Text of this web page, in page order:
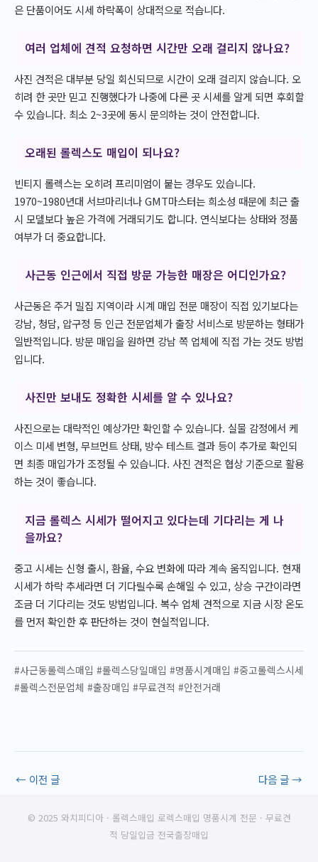
은 단품이어도 시세 하락폭이 상대적으로 적습니다.
여러 업체에 견적 요청하면 시간만 오래 걸리지 않나요?
사진 견적은 대부분 당일 회신되므로 시간이 오래 걸리지 않습니다. 오
히려 한 곳만 믿고 진행했다가 나중에 다른 곳 시세를 알게 되면 후회할
수 있습니다. 최소 2~3곳에 동시 문의하는 것이 안전합니다.
오래된 롤렉스도 매입이 되나요?
빈티지 롤렉스는 오히려 프리미엄이 붙는 경우도 있습니다.
1970~1980년대 서브마리너나 GMT마스터는 희소성 때문에 최근 출
시 모델보다 높은 가격에 거래되기도 합니다. 연식보다는 상태와 정품
여부가 더 중요합니다.
사근동 인근에서 직접 방문 가능한 매장은 어디인가요?
사근동은 주거 밀집 지역이라 시계 매입 전문 매장이 직접 있기보다는
강남, 청담, 압구정 등 인근 전문업체가 출장 서비스로 방문하는 형태가
일반적입니다. 방문 매입을 원하면 강남 쪽 업체에 직접 가는 것도 방법
입니다.
사진만 보내도 정확한 시세를 알 수 있나요?
사진으로는 대략적인 예상가만 확인할 수 있습니다. 실물 감정에서 케
이스 미세 변형, 무브먼트 상태, 방수 테스트 결과 등이 추가로 확인되
면 최종 매입가가 조정될 수 있습니다. 사진 견적은 협상 기준으로 활용
하는 것이 좋습니다.
지금 롤렉스 시세가 떨어지고 있다는데 기다리는 게 나
을까요?
중고 시세는 신형 출시, 환율, 수요 변화에 따라 계속 움직입니다. 현재
시세가 하락 추세라면 더 기다릴수록 손해일 수 있고, 상승 구간이라면
조금 더 기다리는 것도 방법입니다. 복수 업체 견적으로 지금 시장 온도
를 먼저 확인한 후 판단하는 것이 현실적입니다.
#사근동롤렉스매입 #롤렉스당일매입 #명품시계매입 #중고롤렉스시세
#롤렉스전문업체 #출장매입 #무료견적 #안전거래
← 이전 글 다음 글→
© 2025 와치피디아 · 롤렉스매입 로렉스매입 명품시계 전문 · 무료견
적 당일입금 전국출장매입